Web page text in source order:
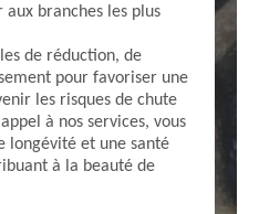
aux branches les plus
de réduction, de
pour favoriser une
les risques de chute
à nos services, vous
longévité et une santé
à la beauté de